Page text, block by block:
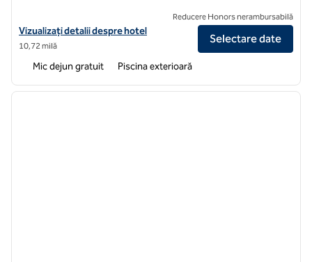
Vizualizați detaliile hotelului pentru Homewood Suites by Hilton
Vizualizați detalii despre hotel
10,72 milă
Reducere Honors nerambursabilă
Selectare date
Mic dejun gratuit Piscina exterioară
1 din 12